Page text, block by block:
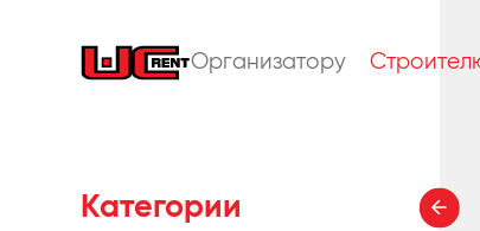
Организатору
Категории